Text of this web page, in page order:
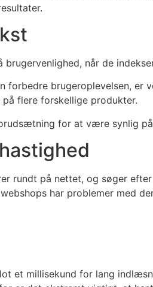
brugervenlighed, når de
forbedre brugeroplevelsen,
flere forskellige produkter.
for at være synlig
rundt på nettet, og søger
har problemer med
et millisekund for lang